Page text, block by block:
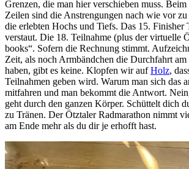
Grenzen, die man hier verschieben muss. Beim
Zeilen sind die Anstrengungen nach wie vor
die erlebten Hochs und Tiefs. Das 15. Finisher
verstaut. Die 18. Teilnahme (plus der virtuelle
books“. Sofern die Rechnung stimmt.
Zeit, als noch Armbändchen die Durchfahrt am
haben, gibt es keine. Klopfen wir aufHolz,
Teilnahmen geben wird. Warum man sich das
mitfahren und man bekommt die Antwort.
geht durch den ganzen Körper. Schüttelt dich
zu Tränen. Der Ötztaler Radmarathon nimmt
am Ende mehr als du dir je erhofft hast.